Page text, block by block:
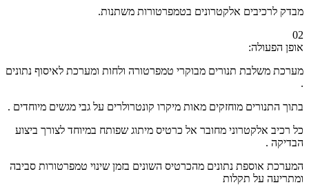
מבדק לרכיבים אלקטרונים בטמפרטורות משתנות.
02
אופן הפעולה:
מערכת משלבת תנורים מבוקרי טמפרטורה ולחות ומערכת לאיסוף נתונים
.
בתוך התנורים מוחזקים מאות מיקרו קונטרולרים על גבי מגשים מיוחדים .
כל רכיב אלקטרוני מחובר אל כרטיס מיתוג שפותח במיוחד לצורך ביצוע
הבדיקה .
המערכת אוספת נתונים מהכרטיס השונים בזמן שינוי טמפרטורות סביבה
ומתריעה על תקלות